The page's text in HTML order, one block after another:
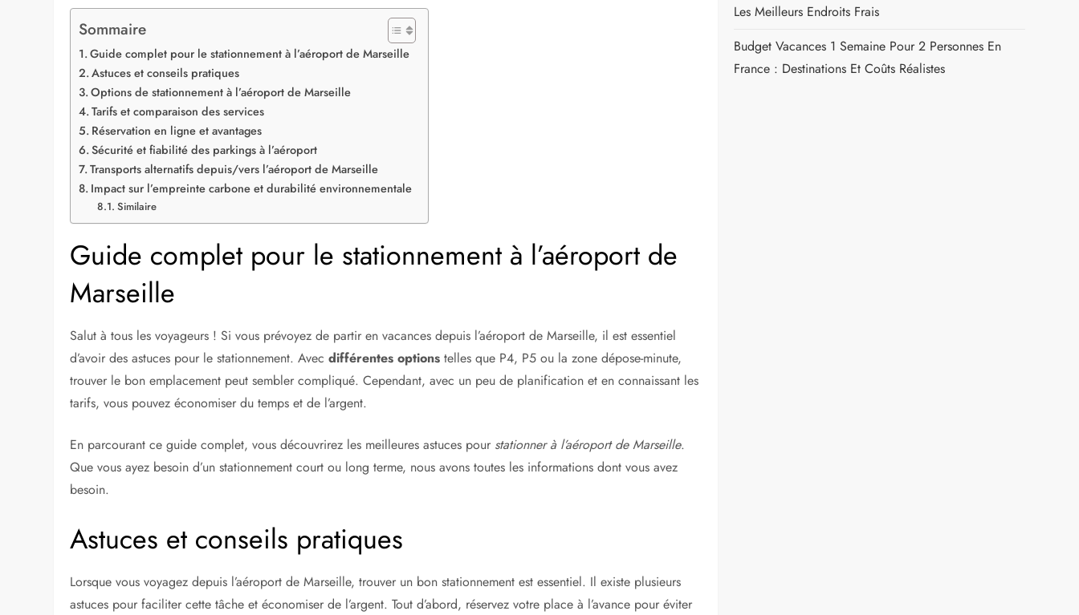
Sommaire
Guide complet pour le stationnement à l’aéroport de Marseille
Astuces et conseils pratiques
Options de stationnement à l’aéroport de Marseille
Tarifs et comparaison des services
Réservation en ligne et avantages
Sécurité et fiabilité des parkings à l’aéroport
Transports alternatifs depuis/vers l’aéroport de Marseille
Impact sur l’empreinte carbone et durabilité environnementale
Similaire
Guide complet pour le stationnement à l’aéroport de
Marseille
Salut à tous les voyageurs ! Si vous prévoyez de partir en vacances depuis l’aéroport de Marseille, il est essentiel
d’avoir des astuces pour le stationnement. Avecdifférentes options telles que P4, P5 ou la zone dépose-minute,
trouver le bon emplacement peut sembler compliqué. Cependant, avec un peu de planification et en connaissant les
tarifs, vous pouvez économiser du temps et de l’argent.
En parcourant ce guide complet, vous découvrirez les meilleures astuces pour stationner à l’aéroport de Marseille.
Que vous ayez besoin d’un stationnement court ou long terme, nous avons toutes les informations dont vous avez
besoin.
Astuces et conseils pratiques
Lorsque vous voyagez depuis l’aéroport de Marseille, trouver un bon stationnement est essentiel. Il existe plusieurs
astuces pour faciliter cette tâche et économiser de l’argent. Tout d’abord, réservez votre place à l’avance pour éviter
Les Meilleurs Endroits Frais
Budget Vacances 1 Semaine Pour 2 Personnes En
France : Destinations Et Coûts Réalistes